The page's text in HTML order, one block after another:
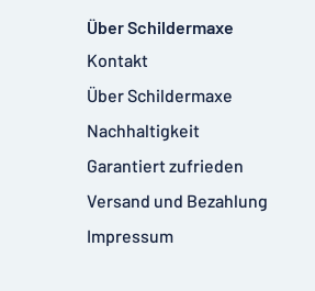
Über Schildermaxe
Kontakt
Über Schildermaxe
Nachhaltigkeit
Garantiert zufrieden
Versand und Bezahlung
Impressum